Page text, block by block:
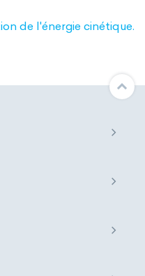
de l'énergie cinétique.